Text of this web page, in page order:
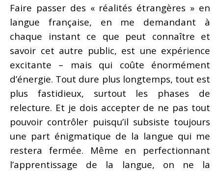
Faire passer des « réalités étrangères » en
langue française, en me demandant à
chaque instant ce que peut connaître et
savoir cet autre public, est une expérience
excitante – mais qui coûte énormément
d’énergie. Tout dure plus longtemps, tout est
plus fastidieux, surtout les phases de
relecture. Et je dois accepter de ne pas tout
pouvoir contrôler puisqu’il subsiste toujours
une part énigmatique de la langue qui me
restera fermée. Même en perfectionnant
l’apprentissage de la langue, on ne la